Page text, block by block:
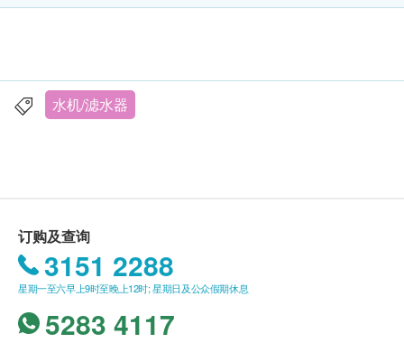
水机/滤水器
订购及查询
3151 2288
星期一至六早上9时至晚上12时; 星期日及公众假期休息
5283 4117